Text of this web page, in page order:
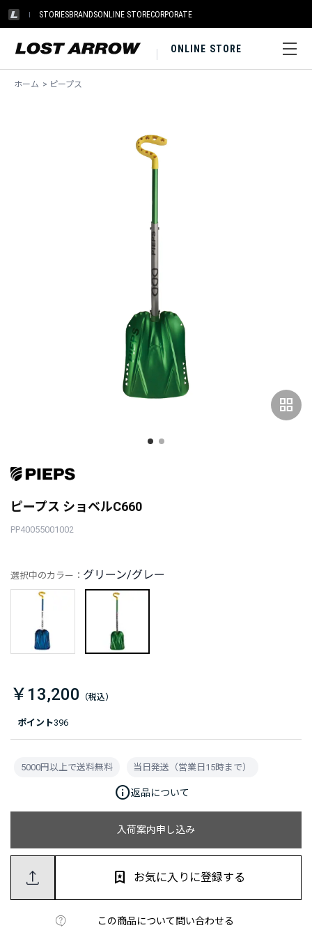
STORIESBRANDSONLINE STORECORPORATE
ONLINE STORE
ホーム > ピープス
grid_view
ピープス ショベルC660
PP40055001002
ポイント396
選択中のカラー： グリーン/グレー
￥13,200
入荷案内申し込み
この商品について問い合わせる
お気に入りに登録する
5000円以上で送料無料 当日発送（営業日15時まで）
info返品について